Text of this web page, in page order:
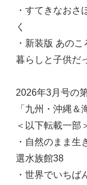
・すてきなおさ
く
・新装版 あの
暮らしと子供だ
2026年3月号の
「九州・沖縄＆
＜以下転載一部
・自然のまま生
選水族館38
・世界でいちば